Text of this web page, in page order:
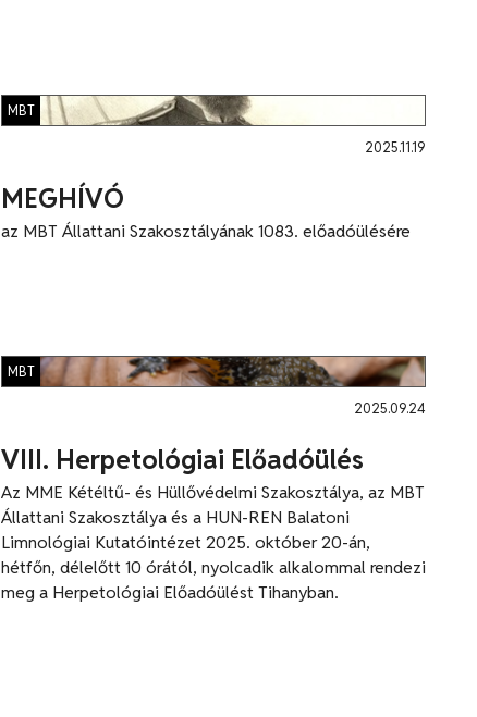
MEGHÍVÓ
MBT
2025.11.19
az MBT Állattani Szakosztályának 1083. előadóülésére
VIII. Herpetológiai Előadóülés
MBT
2025.09.24
Az MME Kétéltű- és Hüllővédelmi Szakosztálya, az MBT
Állattani Szakosztálya és a HUN-REN Balatoni
Limnológiai Kutatóintézet 2025. október 20-án,
hétfőn, délelőtt 10 órától, nyolcadik alkalommal rendezi
meg a Herpetológiai Előadóülést Tihanyban.